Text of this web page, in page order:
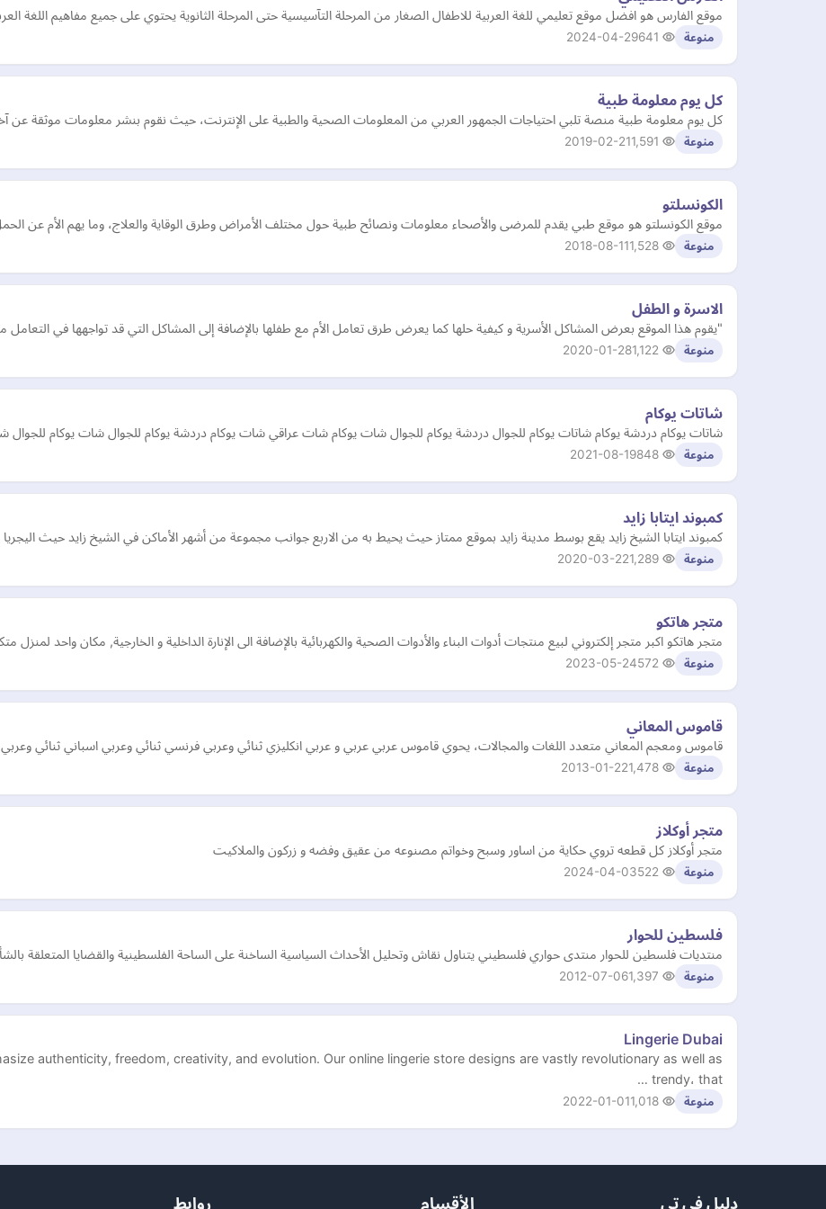
موقع الفارس هو افضل موقع تعليمي للغة العربية للاطفال الصغار من المرحلة التآسيسية حتى المرحلة الثانوية يحتوي على جميع مفاهيم اللغة
منوعة 2024-04-29
كل يوم معلومة طبية
كل يوم معلومة طبية منصة تلبي احتياجات الجمهور العربي من المعلومات الصحية والطبية على الإنترنت، حيث نقوم بنشر معلومات موثقة عن
منوعة 2019-02-21
الكونسلتو
موقع الكونسلتو هو موقع طبي يقدم للمرضى والأصحاء معلومات ونصائح طبية حول مختلف الأمراض وطرق الوقاية والعلاج، وما يهم الأم عن الحمل
منوعة 2018-08-11
الاسرة و الطفل
"يقوم هذا الموقع بعرض المشاكل الأسرية و كيفية حلها كما يعرض طرق تعامل الأم مع طفلها بالإضافة إلى المشاكل التي قد تواجهها في التعامل
منوعة 2020-01-28
شاتات يوكام
شاتات يوكام دردشة يوكام شاتات يوكام للجوال دردشة يوكام للجوال شات يوكام شات عراقي شات يوكام دردشة يوكام للجوال شات يوكام للجوال
منوعة 2021-08-19
كمبوند ايتابا زايد
كمبوند ايتابا الشيخ زايد يقع بوسط مدينة زايد بموقع ممتاز حيث يحيط به من الاربع جوانب مجموعة من أشهر الأماكن في الشيخ زايد حيث اليجريا واعمار والربوة وكارما 4
منوعة 2020-03-22
متجر هاتكو
متجر هاتكو اكبر متجر إلكتروني لبيع منتجات أدوات البناء والأدوات الصحية والكهربائية بالإضافة الى الإنارة الداخلية و الخارجية, مكان واحد
منوعة 2023-05-24
قاموس المعاني
قاموس ومعجم المعاني متعدد اللغات والمجالات، يحوي قاموس عربي عربي و عربي انكليزي ثنائي وعربي فرنسي ثنائي وعربي اسباني ثنائي وعربي
منوعة 2013-01-22
متجر أوكلاز
متجر أوكلاز كل قطعه تروي حكاية من اساور وسبح وخواتم مصنوعه من عقيق وفضه و زركون والملاكيت
منوعة 2024-04-03
فلسطين للحوار
منتديات فلسطين للحوار منتدى حواري فلسطيني يتناول نقاش وتحليل الأحداث السياسية الساخنة على الساحة الفلسطينية والقضايا المتعلقة
منوعة 2012-07-06
Lingerie Dubai
authenticity, freedom, creativity, and evolution. Our online lingerie store designs are vastly revolutionary as well as
trendy، that …
منوعة 2022-01-01
دليل في تي الأقسام روابط